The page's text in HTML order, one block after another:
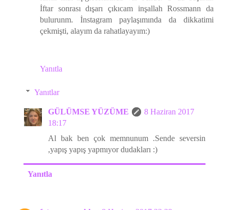
İftar sonrası dışarı çıkıcam inşallah Rossmann da
bulurunm. İnstagram paylaşımında da dikkatimi
çekmişti, alayım da rahatlayayım:)
Yanıtla
Yanıtlar
GÜLÜMSE YÜZÜME
8 Haziran 2017
18:17
Al bak ben çok memnunum .Sende seversin
,yapış yapış yapmıyor dudakları :)
Yanıtla